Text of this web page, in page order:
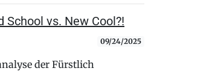
vs. New Cool?!
09/24/2025
der Fürstlich